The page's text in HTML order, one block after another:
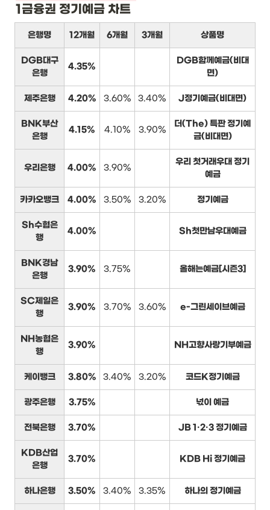
1금융권 정기예금 차트
은행명 12개월 6개월 3개월 상품명
DGB대구
은행
4.35%
DGB함께예금(비대
면)
제주은행 4.20% 3.60% 3.40% J정기예금(비대면)
BNK부산
은행
4.15% 4.10% 3.90%
더(The) 특판 정기예
금(비대면)
우리은행 4.00% 3.90%
우리 첫거래우대 정기
예금
카카오뱅크 4.00% 3.50% 3.20% 정기예금
Sh수협은
행
4.00% Sh첫만남우대예금
BNK경남
은행
3.90% 3.75% 올해는예금[시즌3]
SC제일은
행
3.90% 3.70% 3.60% e-그린세이브예금
NH농협은
행
3.90% NH고향사랑기부예금
케이뱅크 3.80% 3.40% 3.20% 코드K정기예금
광주은행 3.75% 넋이 예금
전북은행 3.70% JB 1·2·3 정기예금
KDB산업
은행
3.70% KDB Hi 정기예금
하나은행 3.50% 3.40% 3.35% 하나의 정기예금